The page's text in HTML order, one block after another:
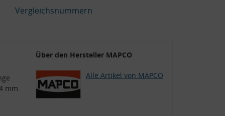
Vergleichsnummern
mm
Über den Hersteller MAPCO
Alle Artikel von MAPCO